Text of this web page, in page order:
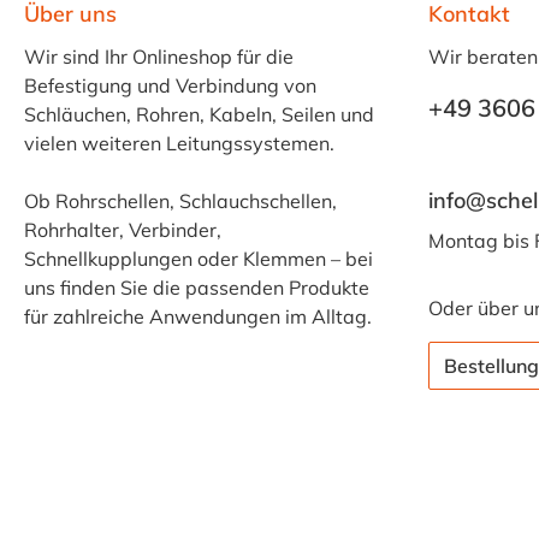
Über uns
Wir sind Ihr Onlineshop für die
Befestigung und Verbindung von
Schläuchen, Rohren, Kabeln, Seilen und
vielen weiteren Leitungssystemen.
Ob Rohrschellen, Schlauchschellen,
Rohrhalter, Verbinder,
Schnellkupplungen oder Klemmen – bei
uns finden Sie die passenden Produkte
für zahlreiche Anwendungen im Alltag.
Kontakt
Wir
+49
Montag bis
Oder über